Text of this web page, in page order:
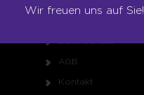
Datenschutz
AGB
Kontakt
Wir freuen uns auf Sie!